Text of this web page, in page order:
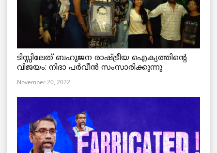
ടിസ്സിലേത് ബഹുജന രാഷ്ട്രീയ ഐക്യത്തിന്റെ
വിജയം: നിദാ പർവീൻ സംസാരിക്കുന്നു
November 20, 2022